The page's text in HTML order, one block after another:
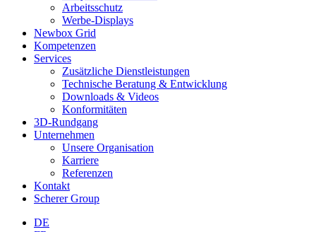
Arbeitsschutz
Werbe-Displays
Newbox Grid
Kompetenzen
Services
Zusätzliche Dienstleistungen
Technische Beratung & Entwicklung
Downloads & Videos
Konformitäten
3D-Rundgang
Unternehmen
Unsere Organisation
Karriere
Referenzen
Kontakt
Scherer Group
DE